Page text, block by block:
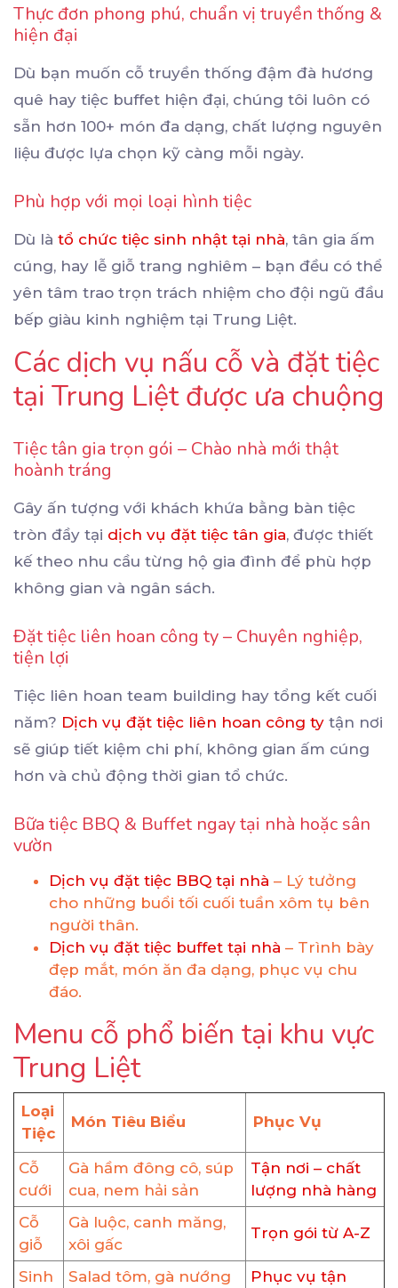
Thực đơn phong phú, chuẩn vị truyền thống &
hiện đại
Dù bạn muốn cỗ truyền thống đậm đà hương
quê hay tiệc buffet hiện đại, chúng tôi luôn có
sẵn hơn 100+ món đa dạng, chất lượng nguyên
liệu được lựa chọn kỹ càng mỗi ngày.
Phù hợp với mọi loại hình tiệc
Dù là tổ chức tiệc sinh nhật tại nhà, tân gia ấm
cúng, hay lễ giỗ trang nghiêm – bạn đều có thể
yên tâm trao trọn trách nhiệm cho đội ngũ đầu
bếp giàu kinh nghiệm tại Trung Liệt.
Các dịch vụ nấu cỗ và đặt tiệc
tại Trung Liệt được ưa chuộng
Tiệc tân gia trọn gói – Chào nhà mới thật
hoành tráng
Gây ấn tượng với khách khứa bằng bàn tiệc
tròn đầy tại dịch vụ đặt tiệc tân gia, được thiết
kế theo nhu cầu từng hộ gia đình để phù hợp
không gian và ngân sách.
Đặt tiệc liên hoan công ty – Chuyên nghiệp,
tiện lợi
Tiệc liên hoan team building hay tổng kết cuối
năm? Dịch vụ đặt tiệc liên hoan công ty tận nơi
sẽ giúp tiết kiệm chi phí, không gian ấm cúng
hơn và chủ động thời gian tổ chức.
Bữa tiệc BBQ & Buffet ngay tại nhà hoặc sân
vườn
Dịch vụ đặt tiệc BBQ tại nhà – Lý tưởng
cho những buổi tối cuối tuần xôm tụ bên
người thân.
Dịch vụ đặt tiệc buffet tại nhà – Trình bày
đẹp mắt, món ăn đa dạng, phục vụ chu
đáo.
Menu cỗ phổ biến tại khu vực
Trung Liệt
Loại
Tiệc
Món Tiêu Biểu Phục Vụ
Cỗ
cưới
Gà hầm đông cô, súp
cua, nem hải sản
Tận nơi – chất
lượng nhà hàng
Cỗ
giỗ
Gà luộc, canh măng,
xôi gấc
Trọn gói từ A-Z
Sinh
Salad tôm, gà nướng
Phục vụ tận